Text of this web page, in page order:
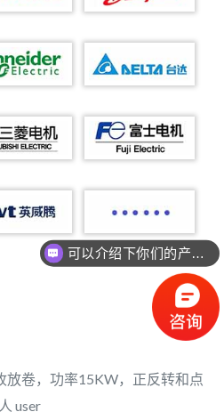
放卷，功率15KW，正反转和点
user
可以介绍下你们的产品么？